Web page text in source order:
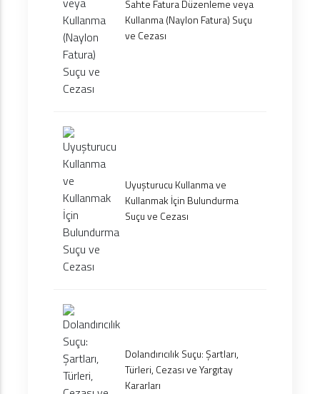
Sahte Fatura Düzenleme veya
Kullanma (Naylon Fatura) Suçu
ve Cezası
Uyuşturucu Kullanma ve
Kullanmak İçin Bulundurma
Suçu ve Cezası
Dolandırıcılık Suçu: Şartları,
Türleri, Cezası ve Yargıtay
Kararları